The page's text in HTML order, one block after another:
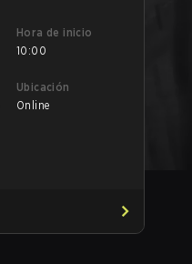
Hora de inicio
10:00
Ubicación
Online